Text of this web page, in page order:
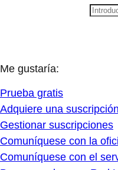
Me gustaría:
Prueba gratis
Adquiere una
Gestionar suscripciones
Comuníquese con la
Comuníquese con el